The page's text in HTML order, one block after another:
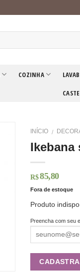
COZINHA
INÍCIO /
Ikebana
R$ 85,80
Fora de estoque
Produto
Preencha com seu